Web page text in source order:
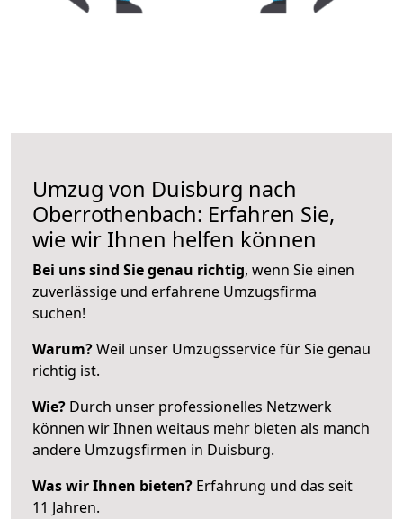
Umzug von Duisburg nach
Oberrothenbach: Erfahren Sie,
wie wir Ihnen helfen können
Bei uns sind Sie genau richtig, wenn Sie einen
zuverlässige und erfahrene Umzugsfirma
suchen!
Warum?Weil unser Umzugsservice für Sie genau
richtig ist.
Wie? Durch unser professionelles Netzwerk
können wir Ihnen weitaus mehr bieten als manch
andere Umzugsfirmen in Duisburg.
Was wir Ihnen bieten? Erfahrung und das seit
11 Jahren.